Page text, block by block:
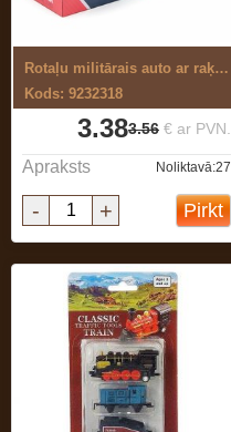
Rotaļu militārais auto ar raķeti
Kods: 9232318
3.56 € ar PVN.
3.38
Apraksts Noliktavā:27
- + Pirkt